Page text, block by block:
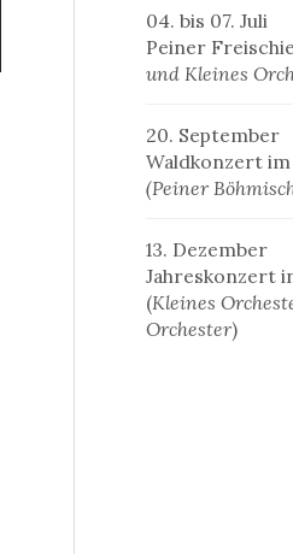
04. bis 07. Juli
Peiner
und Kleines
20. September
Waldkonzert
(Peiner
13. Dezember
Jahreskonzert
(Kleines
Orchester)